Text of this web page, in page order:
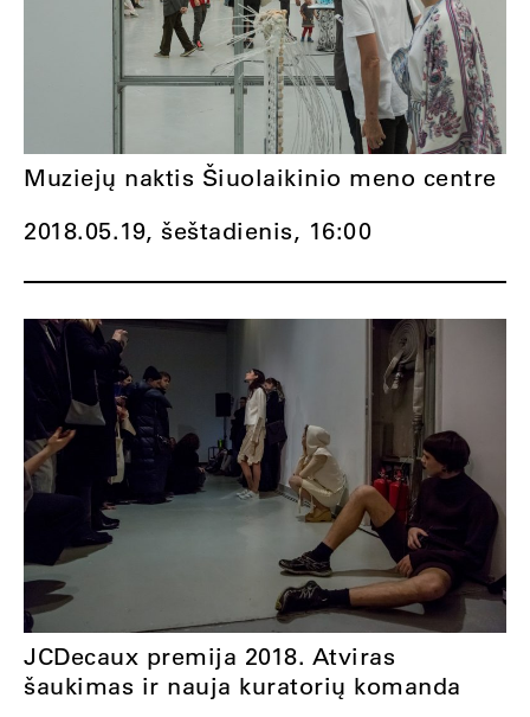
2018.05.19, šeštadienis, 16:00
Muziejų naktis Šiuolaikinio meno centre
JCDecaux premija 2018. Atviras
šaukimas ir nauja kuratorių komanda